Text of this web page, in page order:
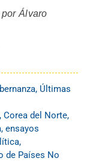
Álvaro
, Últimas
, Corea del Norte,
, ensayos
,
de Países No